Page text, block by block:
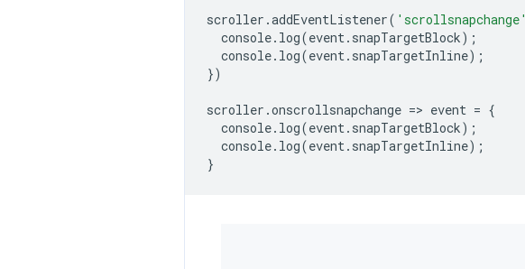
scroller .addEventListener( 'scrollsnapchange'
console. log(event . snapTargetBlock);
console. log(event . snapTargetInline);
})
scroller .onscrollsnapchange => event = {
console. log(event . snapTargetBlock);
console. log(event . snapTargetInline);
}